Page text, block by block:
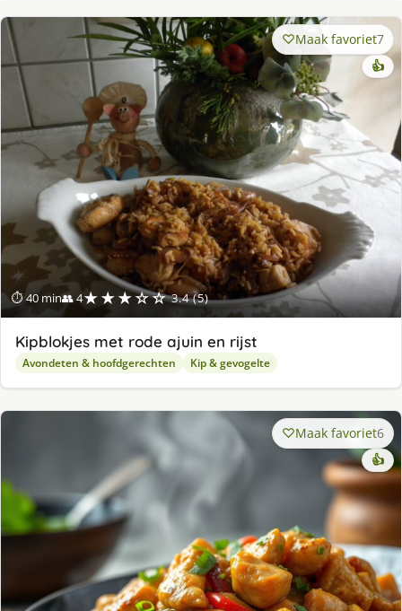
⏱ 40 min👥 4★★★☆☆ 3.4 (5)
Maak favoriet7
👍
Kipblokjes met rode ajuin en rijst
Avondeten & hoofdgerechten Kip & gevogelte
Maak favoriet6
👍